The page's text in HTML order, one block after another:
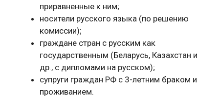
приравненные к ним;
носители русского языка (по решению
комиссии);
граждане стран с русским как
государственным (Беларусь, Казахстан и
др., с дипломами на русском);
супруги граждан РФ с 3-летним браком и
проживанием.